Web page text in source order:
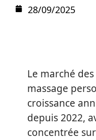
28/09/2025
Le marché
massage
croissance
depuis 2022,
concentrée